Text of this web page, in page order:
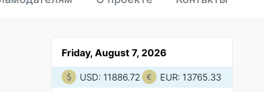
Friday, August 7, 2026
USD: 11886.72 EUR: 13765.33